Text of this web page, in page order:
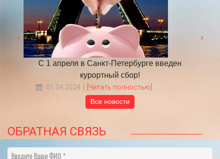
С 1 апреля в Санкт-Петербурге введен
курортный сбор!
01.04.2024 [Читать полностью]
Все новости
ОБРАТНАЯ СВЯЗЬ
Введите Ваши ФИО